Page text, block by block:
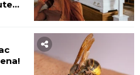
venčanje, a
mladu i doživeo
KO JE ONA, nastao je
by Aklamator